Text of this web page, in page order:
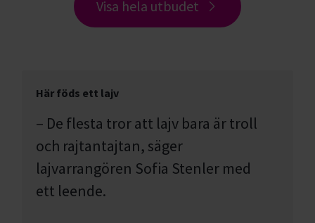
Visa hela utbudet
Här föds ett lajv
– De flesta tror att lajv bara är troll
och rajtantajtan, säger
lajvarrangören Sofia Stenler med
ett leende.